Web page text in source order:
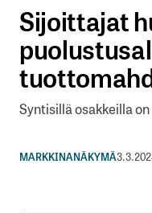
Sijoittajat
Syntisillä osakkeilla
MARKKINANÄKYMÄ